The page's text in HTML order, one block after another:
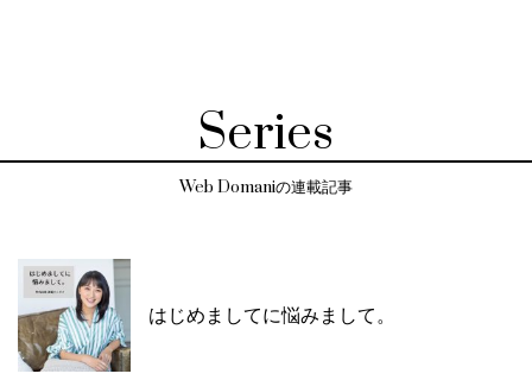
Series
Web Domaniの連載記事
はじめましてに悩みまして。